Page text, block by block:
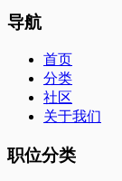
导航
首页
分类
社区
关于我们
职位分类